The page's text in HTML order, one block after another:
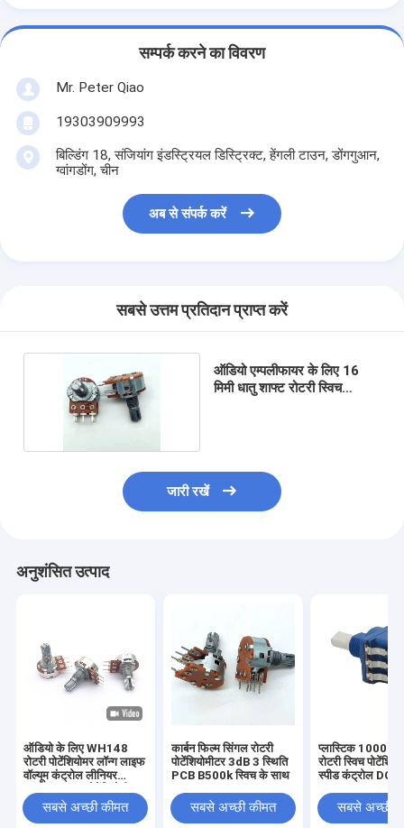
सम्पर्क करने का विवरण
Mr. Peter Qiao
19303909993
बिल्डिंग 18, संजियांग इंडस्ट्रियल डिस्ट्रिक्ट, हेंगली टाउन, डोंगगुआन,
ग्वांगडोंग, चीन
अब से संपर्क करें
सबसे उत्तम प्रतिदान प्राप्त करें
ऑडियो एम्पलीफायर के लिए 16
मिमी धातु शाफ्ट रोटरी स्विच
जारी रखें
अनुशंसित उत्पाद
ऑडियो के लिए WH148
रोटरी पोटेंशियोमर लॉन्ग लाइफ
वॉल्यूम कंट्रोल लीनियर
कार्बन फिल्म पोटेंशियोमीटर
सबसे अच्छी कीमत
कार्बन फिल्म सिंगल रोटरी
पोटेंशियोमीटर 3dB 3 स्थिति
PCB B500k स्विच के साथ
सबसे अच्छी कीमत
प्लास्टिक
रोटरी स्विच
स्पीड कंट्रोल DC
सबसे अच्छी